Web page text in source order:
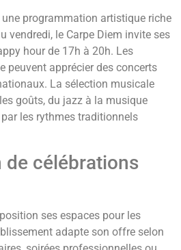
une programmation artistique riche
vendredi, le Carpe Diem invite ses
hour de 17h à 20h. Les
peuvent apprécier des concerts
La sélection musicale
goûts, du jazz à la musique
les rythmes traditionnels
de célébrations
ses espaces pour les
adapte son offre selon